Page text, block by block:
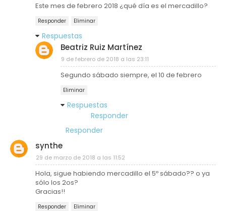
Este mes de febrero 2018 ¿qué día es el mercadillo?
Responder Eliminar
Respuestas
Beatriz Ruiz Martínez
9 de febrero de 2018 a las 23:11
Segundo sábado siempre, el 10 de febrero
Eliminar
Respuestas
Responder
Responder
synthe
29 de marzo de 2018 a las 11:52
Hola, sigue habiendo mercadillo el 5º sábado?? o ya
sólo los 2os?
Gracias!!
Responder Eliminar